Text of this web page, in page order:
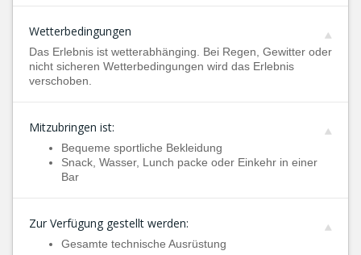
Wetterbedingungen
Das Erlebnis ist wetterabhänging. Bei Regen, Gewitter oder
nicht sicheren Wetterbedingungen wird das Erlebnis
verschoben.
Mitzubringen ist:
Bequeme sportliche Bekleidung
Snack, Wasser, Lunch packe oder Einkehr in einer
Bar
Zur Verfügung gestellt werden:
Gesamte technische Ausrüstung